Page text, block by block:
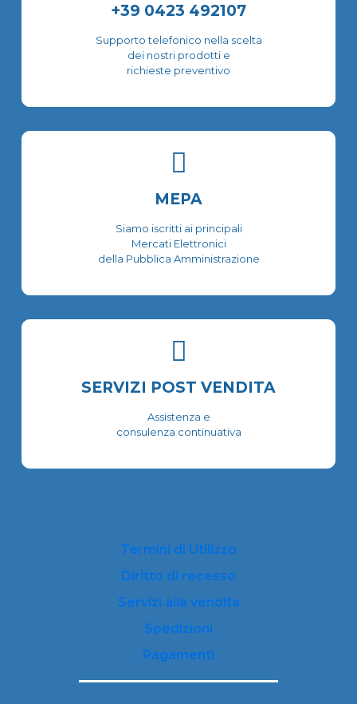
prodotto
+39 0423 492107
Supporto telefonico nella scelta
dei nostri prodotti e
richieste preventivo
MEPA
Siamo iscritti ai principali
Mercati Elettronici
della Pubblica Amministrazione
SERVIZI POST VENDITA
Assistenza e
consulenza continuativa
Termini di Utilizzo
Diritto di recesso
Servizi alla vendita
Spedizioni
Pagamenti